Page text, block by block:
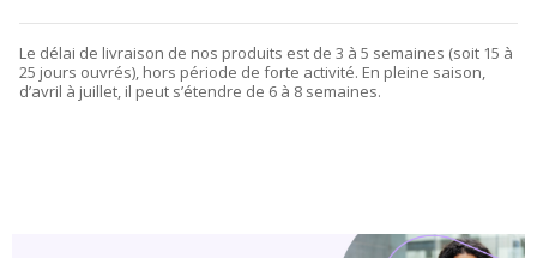
Le délai de livraison de nos produits est de 3 à 5 semaines (soit 15 à
25 jours ouvrés), hors période de forte activité. En pleine saison,
d’avril à juillet, il peut s’étendre de 6 à 8 semaines.